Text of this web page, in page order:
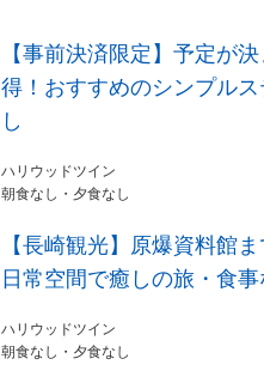
【事前決済限定】予定が
得！おすすめのシンプル
し
ハリウッドツイン
朝食なし・夕食なし
【長崎観光】原爆資料館
日常空間で癒しの旅・食
ハリウッドツイン
朝食なし・夕食なし